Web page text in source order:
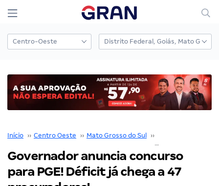
Início ›› Centro Oeste ›› Mato Grosso do Sul ››
Governador anuncia concurso
para PGE! Déficit já chega a 47